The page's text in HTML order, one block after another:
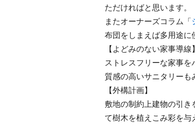
ただければと思います。
またオーナーズコラム「
布団をしまえば多用途に
【よどみのない家事導線】
ストレスフリーな家事を
質感の高いサニタリーも
【外構計画】
敷地の制約上建物の引き
て樹木を植えこみ彩を与